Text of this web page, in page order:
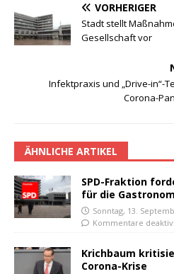
VORHERIGER
Stadt stellt
Gesellschaft vor
Infektpraxis und „Drive-in“-
Corona-
ÄHNLICHE ARTIKEL
SPD-Fraktion
für die
Sonntag, 13.
Kommentare
Krichbaum
Corona-Krise